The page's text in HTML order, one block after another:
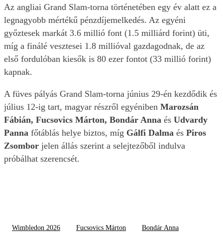
Az angliai Grand Slam-torna történetében egy év alatt ez a
legnagyobb mértékű pénzdíjemelkedés. Az egyéni
győztesek markát 3.6 millió font (1.5 milliárd forint) üti,
míg a finálé vesztesei 1.8 millióval gazdagodnak, de az
első fordulóban kiesők is 80 ezer fontot (33 millió forint)
kapnak.
A füves pályás Grand Slam-torna június 29-én kezdődik és
július 12-ig tart, magyar részről egyéniben Marozsán
Fábián, Fucsovics Márton, Bondár Anna és Udvardy
Panna főtáblás helye biztos, míg Gálfi Dalma és Piros
Zsombor jelen állás szerint a selejtezőből indulva
próbálhat szerencsét.
Wimbledon 2026 Fucsovics Márton Bondár Anna